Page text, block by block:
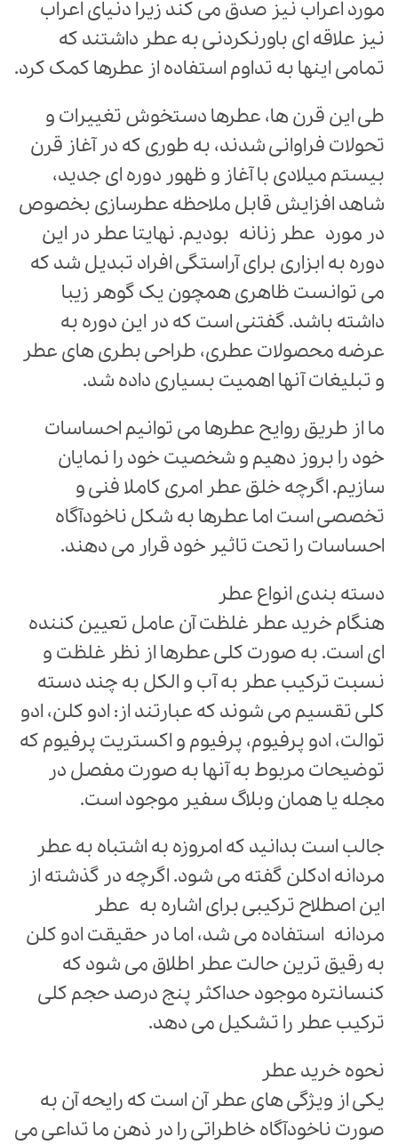
مورد اعراب نیز صدق می کند زیرا دنیای اعراب
نیز علاقه ای باورنکردنی به عطر داشتند که
تمامی اینها به تداوم استفاده از عطرها کمک کرد.
طی این قرن ها، عطرها دستخوش تغییرات و
تحولات فراوانی شدند، به طوری که در آغاز قرن
بیستم میلادی با آغاز و ظهور دوره ای جدید،
شاهد افزایش قابل ملاحظه عطرسازی بخصوص
در مورد عطر زنانه بودیم. نهایتا عطر در این
دوره به ابزاری برای آراستگی افراد تبدیل شد که
می توانست ظاهری همچون یک گوهر زیبا
داشته باشد. گفتنی است که در این دوره به
عرضه محصولات عطری، طراحی بطری های عطر
و تبلیغات آنها اهمیت بسیاری داده شد.
ما از طریق روایح عطرها می توانیم احساسات
خود را بروز دهیم و شخصیت خود را نمایان
سازیم. اگرچه خلق عطر امری کاملا فنی و
تخصصی است اما عطرها به شکل ناخودآگاه
احساسات را تحت تاثیر خود قرار می دهند.
دسته بندی انواع عطر
هنگام خرید عطر غلظت آن عامل تعیین کننده
ای است. به صورت کلی عطرها از نظر غلظت و
نسبت تركیب عطر به آب و الكل به چند دسته
کلی تقسیم می شوند که عبارتند از: ادو کلن، ادو
توالت، ادو پرفیوم، پرفیوم و اکستریت پرفیوم که
توضیحات مربوط به آنها به صورت مفصل در
مجله یا همان وبلاگ سفیر موجود است.
جالب است بدانید که امروزه به اشتباه به عطر
مردانه ادکلن گفته می شود. اگرچه در گذشته از
این اصطلاح تركیبی برای اشاره به عطر
مردانه استفاده می شد، اما در حقیقت ادو کلن
به رقیق ترین حالت عطر اطلاق می شود که
کنسانتره موجود حداکثر پنج درصد حجم کلی
ترکیب عطر را تشکیل می دهد.
نحوه خرید عطر
یکی از ویژگی های عطر آن است که رایحه آن به
صورت ناخودآگاه خاطراتی را در ذهن ما تداعی می